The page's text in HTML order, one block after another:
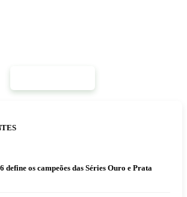
define os campeões das Séries Ouro e Prata